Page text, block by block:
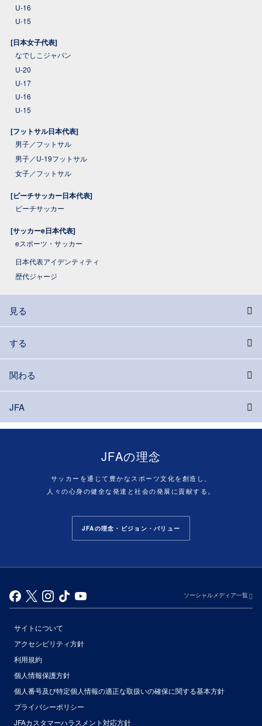
U-16
U-15
[日本女子代表]
なでしこジャパン
U-20
U-17
U-16
U-15
[フットサル日本代表]
男子／フットサル
男子／U-19フットサル
女子／フットサル
[ビーチサッカー日本代表]
ビーチサッカー
[サッカーe日本代表]
eスポーツ・サッカー
日本代表アイデンティティ
歴代ジャージ
見る
する
関わる
JFA
JFAの理念
サッカーを通じて豊かなスポーツ文化を創造し、
人々の心身の健全な発達と社会の発展に貢献する。
JFAの理念・ビジョン・バリュー
ソーシャルメディア一覧
サイトについて
アクセシビリティ方針
利用規約
個人情報保護方針
個人番号及び特定個人情報の適正な取扱いの確保に関する基本方針
プライバシーポリシー
JFAカスタマーハラスメント対応方針